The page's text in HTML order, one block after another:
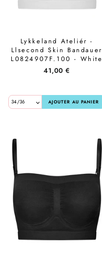
Lykkeland Ateliér -
Llsecond Skin Bandauer
L0824907F.100 - White
41,00 €
AJOUTER AU PANIER